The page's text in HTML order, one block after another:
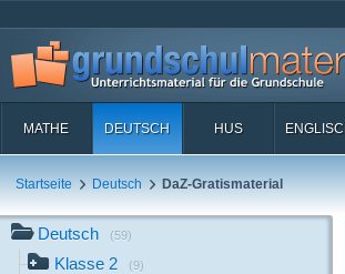
MATHE DEUTSCH HUS
Startseite Deutsch DaZ-Gratismaterial
Deutsch (59)
Klasse 2 (9)